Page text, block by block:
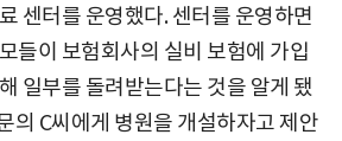
센터를 운영했다. 센터를 운영하면
들이 보험회사의 실비 보험에 가입
일부를 돌려받는다는 것을 알게 됐
의 C씨에게 병원을 개설하자고 제안